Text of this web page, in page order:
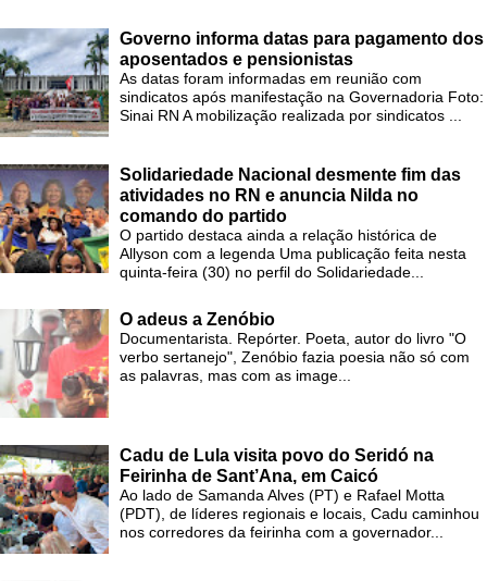
Governo informa datas para pagamento dos
aposentados e pensionistas
As datas foram informadas em reunião com
sindicatos após manifestação na Governadoria Foto:
Sinai RN A mobilização realizada por sindicatos ...
Solidariedade Nacional desmente fim das
atividades no RN e anuncia Nilda no
comando do partido
O partido destaca ainda a relação histórica de
Allyson com a legenda Uma publicação feita nesta
quinta-feira (30) no perfil do Solidariedade...
O adeus a Zenóbio
Documentarista. Repórter. Poeta, autor do livro "O
verbo sertanejo", Zenóbio fazia poesia não só com
as palavras, mas com as image...
Cadu de Lula visita povo do Seridó na
Feirinha de Sant’Ana, em Caicó
Ao lado de Samanda Alves (PT) e Rafael Motta
(PDT), de líderes regionais e locais, Cadu caminhou
nos corredores da feirinha com a governador...